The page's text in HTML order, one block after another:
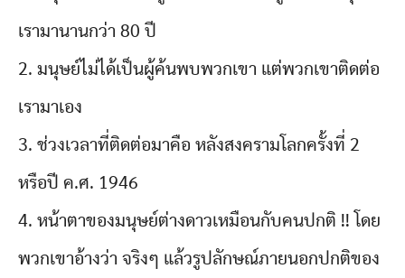
เรามานานกว่า 80 ปี
2. มนุษย์ไม่ได้เป็นผู้ค้นพบพวกเขา แต่พวกเขาติดต่อ
เรามาเอง
3. ช่วงเวลาที่ติดต่อมาคือ หลังสงครามโลกครั้งที่ 2
หรือปี ค.ศ. 1946
4. หน้าตาของมนุษย์ต่างดาวเหมือนกับคนปกติ !! โดย
พวกเขาอ้างว่า จริงๆ แล้วรูปลักษณ์ภายนอกปกติของ